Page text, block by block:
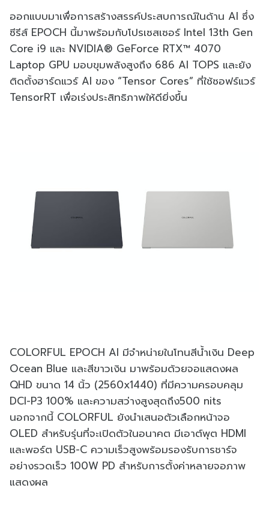
ออกแบบมาเพื่อการสร้างสรรค์ประสบการณ์ในด้าน AI ซึ่ง
ซีรีส์ EPOCH นี้มาพร้อมกับโปรเซสเซอร์ Intel 13th Gen
Core i9 และ NVIDIA® GeForce RTX™ 4070
Laptop GPU มอบขุมพลังสูงถึง 686 AI TOPS และยัง
ติดตั้งฮาร์ดแวร์ AI ของ “Tensor Cores” ที่ใช้ซอฟร์แวร์
TensorRT เพื่อเร่งประสิทธิภาพให้ดียิ่งขึ้น
COLORFUL EPOCH AI มีจำหน่ายในโทนสีน้ำเงิน Deep
Ocean Blue และสีขาวเงิน มาพร้อมด้วยจอแสดงผล
QHD ขนาด 14 นิ้ว (2560x1440) ที่มีความครอบคลุม
DCI-P3 100% และความสว่างสูงสุดถึง500 nits
นอกจากนี้ COLORFUL ยังนำเสนอตัวเลือกหน้าจอ
OLED สำหรับรุ่นที่จะเปิดตัวในอนาคต มีเอาต์พุต HDMI
และพอร์ต USB-C ความเร็วสูงพร้อมรองรับการชาร์จ
อย่างรวดเร็ว 100W PD สำหรับการตั้งค่าหลายจอภาพ
แสดงผล